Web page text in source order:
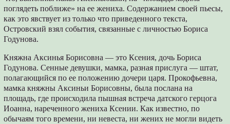
поглядеть поближе» на ее жениха. Содержанием своей пьесы,
как это явствует из только что приведенного текста,
Островский взял события, связанные с личностью Бориса
Годунова.
Княжна Аксинья Борисовна — это Ксения, дочь Бориса
Годунова. Сенные девушки, мамка, разная прислуга — штат,
полагающийся по ее положению дочери царя. Прокофьевна,
мамка княжны Аксиньи Борисовны, была послана на
площадь, где происходила пышная встреча датского герцога
Иоанна, нареченного жениха Ксении. Как известно, по
обычаям того времени, ни невеста, ни жених не могли видеть